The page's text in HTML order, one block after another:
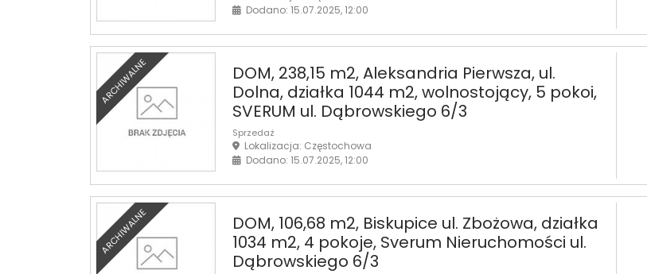
Dodano: 15.07.2025, 12:00
ARCHIWALNE
DOM, 238,15 m2, Aleksandria Pierwsza, ul.
Dolna, działka 1044 m2, wolnostojący, 5 pokoi,
SVERUM ul. Dąbrowskiego 6/3
Sprzedaż
Lokalizacja: Częstochowa
Dodano: 15.07.2025, 12:00
ARCHIWALNE
DOM, 106,68 m2, Biskupice ul. Zbożowa, działka
1034 m2, 4 pokoje, Sverum Nieruchomości ul.
Dąbrowskiego 6/3